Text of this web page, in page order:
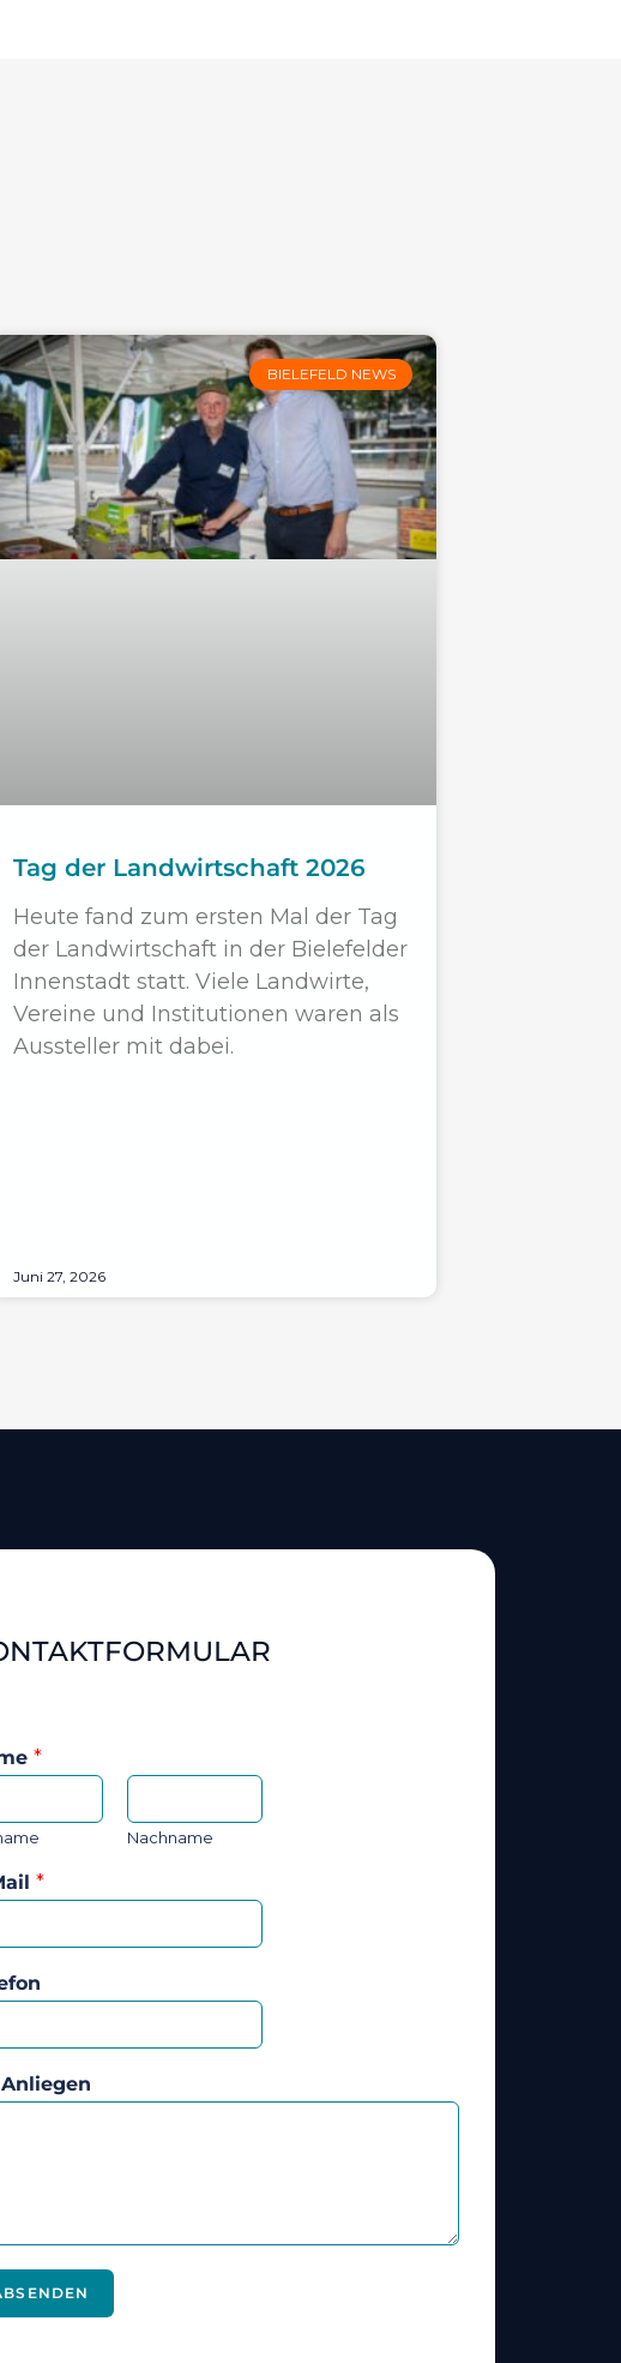
BIELEFELD NEWS
Tag der Landwirtschaft 2026
Heute fand zum ersten Mal der Tag
der Landwirtschaft in der Bielefelder
Innenstadt statt. Viele Landwirte,
Vereine und Institutionen waren als
Aussteller mit dabei.
Juni 27, 2026
*
Nachname
*